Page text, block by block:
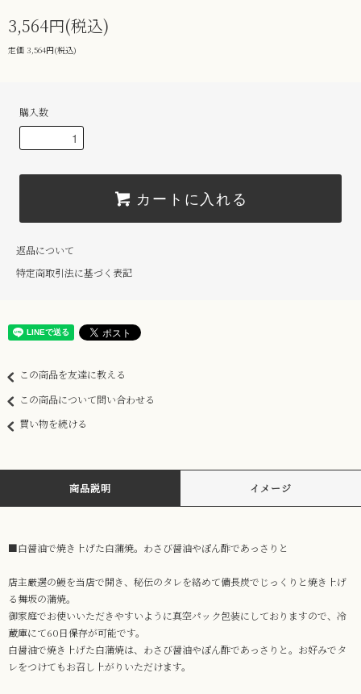
3,564円(税込)
定価 3,564円(税込)
購入数
カートに入れる
返品について
特定商取引法に基づく表記
この商品を友達に教える
この商品について問い合わせる
買い物を続ける
商品説明 イメージ
■白醤油で焼き上げた白蒲焼。わさび醤油やぽん酢であっさりと
店主厳選の鰻を当店で開き、秘伝のタレを絡めて備長炭でじっくりと焼き上げ
る舞坂の蒲焼。
御家庭でお使いいただきやすいように真空パック包装にしておりますので、冷
蔵庫にて60日保存が可能です。
白醤油で焼き上げた白蒲焼は、わさび醤油やぽん酢であっさりと。お好みでタ
レをつけてもお召し上がりいただけます。